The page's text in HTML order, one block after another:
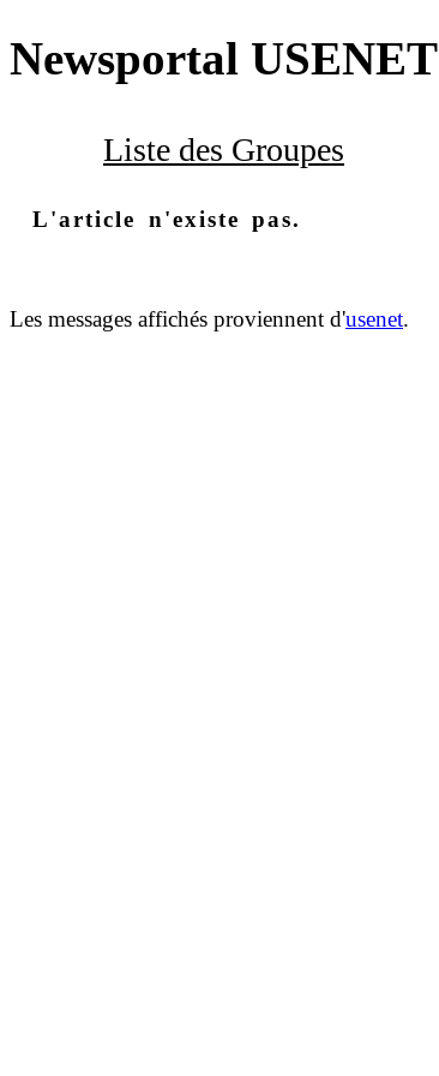
Newsportal USENET
Liste des Groupes
L'article n'existe pas.
Les messages affichés proviennent d'usenet.